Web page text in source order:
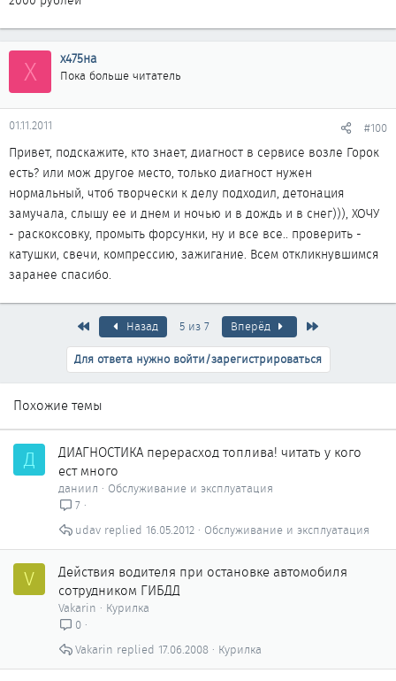
Х х475на
Пока больше читатель
01.11.2011 #100
Привет, подскажите, кто знает, диагност в сервисе возле Горок
есть? или мож другое место, только диагност нужен
нормальный, чтоб творчески к делу подходил, детонация
замучала, слышу ее и днем и ночью и в дождь и в снег))), ХОЧУ
- раскоксовку, промыть форсунки, ну и все все.. проверить -
катушки, свечи, компрессию, зажигание. Всем откликнувшимся
заранее спасибо.
ПервыйНазад 5 из 7 Вперёд
Для ответа нужно войти/зарегистрироваться
Похожие темы
Д
ДИАГНОСТИКА перерасход топлива! читать у кого
ест много
даниил
Обслуживание и эксплуатация
7
Обслуживание и эксплуатация
16.05.2012
udav
V
Действия водителя при остановке автомобиля
сотрудником ГИБДД
Vakarin
Курилка
0
Курилка
17.06.2008
Vakarin